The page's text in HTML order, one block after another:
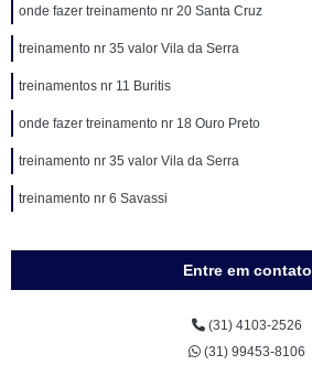
onde fazer treinamento nr 20 Santa Cruz
treinamento nr 35 valor Vila da Serra
treinamentos nr 11 Buritis
onde fazer treinamento nr 18 Ouro Preto
treinamento nr 35 valor Vila da Serra
treinamento nr 6 Savassi
Entre em contato
(31) 4103-2526
(31) 99453-8106